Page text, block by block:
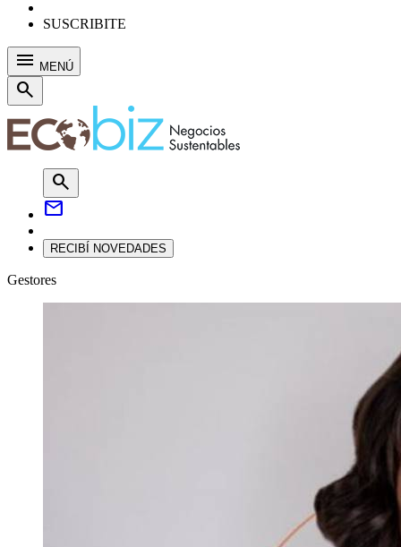
SUSCRIBITE
menu MENÚ
search
search
mail
RECIBÍ NOVEDADES
Gestores